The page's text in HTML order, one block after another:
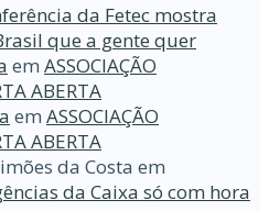
da Fetec mostra
que a gente quer
em ASSOCIAÇÃO
ABERTA
em ASSOCIAÇÃO
ABERTA
da Costa em
da Caixa só com hora